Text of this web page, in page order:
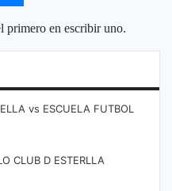
primero en escribir uno.
vs ESCUELA FUTBOL
CLUB D ESTERLLA